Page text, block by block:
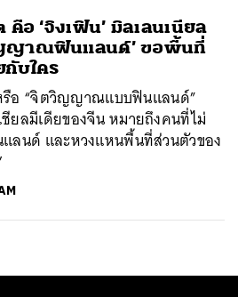
อ ‘จิงเฟิน’ มิลเลนเนียล
ญาณฟินแลนด์’ ขอพื้นที่
บใคร
รือ “จิตวิญญาณแบบฟินแลนด์”
ยลมีเดียของจีน หมายถึงคนที่ไม่
ลนด์ และหวงแหนพื้นที่ส่วนตัวของ